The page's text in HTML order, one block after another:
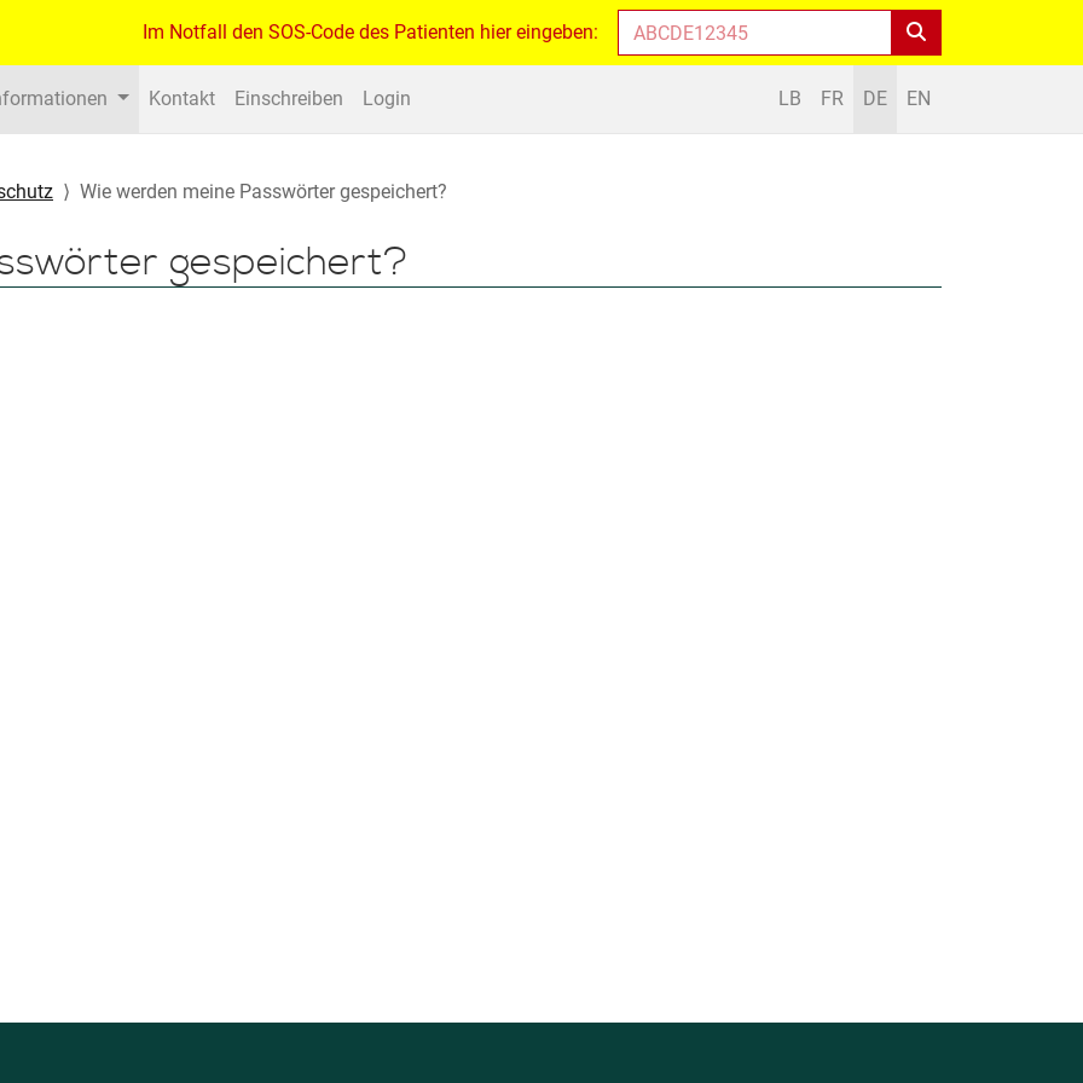
Im Notfall den SOS-Code des Patienten hier eingeben:
Kontakt Einschreiben Login LB FR DE EN
Wie werden meine Passwörter gespeichert?
gespeichert?